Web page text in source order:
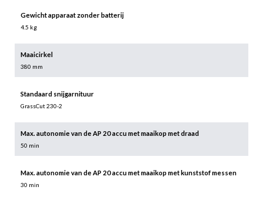
Gewicht apparaat zonder batterij
4.5 kg
Maaicirkel
380 mm
Standaard snijgarnituur
GrassCut 230-2
Max. autonomie van de AP 20 accu met maaikop met draad
50 min
Max. autonomie van de AP 20 accu met maaikop met kunststof messen
30 min